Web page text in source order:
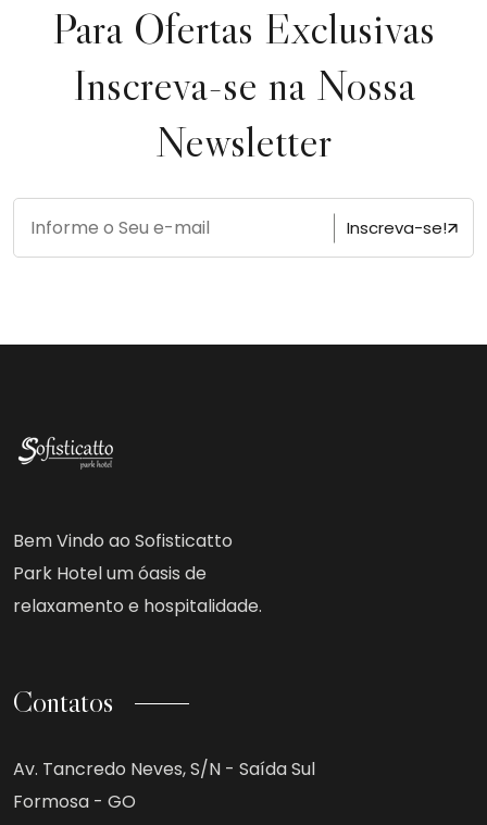
Para Ofertas Exclusivas
Inscreva-se na Nossa
Newsletter
Inscreva-se!
Bem Vindo ao Sofisticatto
Park Hotel um óasis de
relaxamento e hospitalidade.
Contatos
Av. Tancredo Neves, S/N - Saída Sul
Formosa - GO